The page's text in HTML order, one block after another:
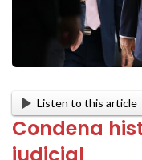
Listen to this article
Condena